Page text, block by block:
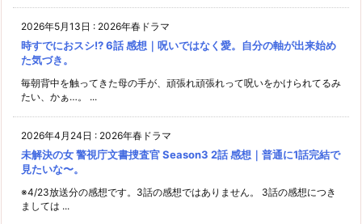
2026年5月13日 : 2026年春ドラマ
時すでにおスシ!? 6話 感想｜呪いではなく愛。自分の軸が出来始め
た気づき。
毎朝背中を触ってきた母の手が、頑張れ頑張れって呪いをかけられてるみ
たい、かぁ…。 ...
2026年4月24日 : 2026年春ドラマ
未解決の女 警視庁文書捜査官 Season3 2話 感想｜普通に1話完結で
見たいな〜。
※4/23放送分の感想です。3話の感想ではありません。 3話の感想につき
ましては ...